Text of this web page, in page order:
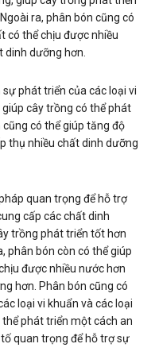
ra, phân bón cũng có
có thể chịu được nhiều
dinh dưỡng hơn.
phát triển của các loại vi
cây trồng có thể phát
có thể giúp tăng độ
thụ nhiều chất dinh dưỡng
quan trọng để hỗ trợ
cấp các chất dinh
trồng phát triển tốt hơn
phân bón còn có thể giúp
được nhiều nước hơn
hơn. Phân bón cũng có
loại vi khuẩn và các loại
phát triển một cách an
quan trọng để hỗ trợ sự